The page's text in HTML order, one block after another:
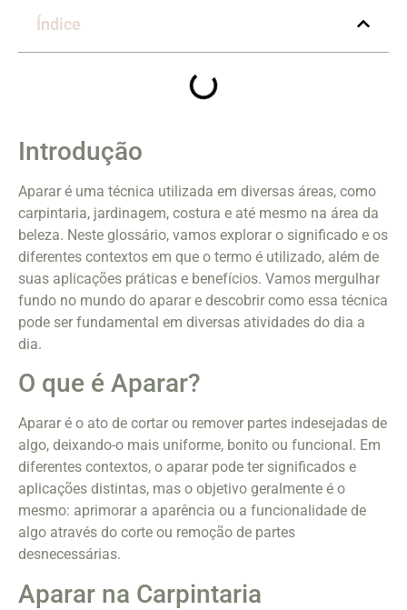
Índice
Introdução
Aparar é uma técnica utilizada em diversas áreas, como
carpintaria, jardinagem, costura e até mesmo na área da
beleza. Neste glossário, vamos explorar o significado e os
diferentes contextos em que o termo é utilizado, além de
suas aplicações práticas e benefícios. Vamos mergulhar
fundo no mundo do aparar e descobrir como essa técnica
pode ser fundamental em diversas atividades do dia a
dia.
O que é Aparar?
Aparar é o ato de cortar ou remover partes indesejadas de
algo, deixando-o mais uniforme, bonito ou funcional. Em
diferentes contextos, o aparar pode ter significados e
aplicações distintas, mas o objetivo geralmente é o
mesmo: aprimorar a aparência ou a funcionalidade de
algo através do corte ou remoção de partes
desnecessárias.
Aparar na Carpintaria